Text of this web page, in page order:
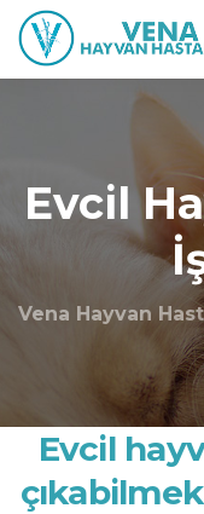
Evcil
Vena Hayvan
Evcil